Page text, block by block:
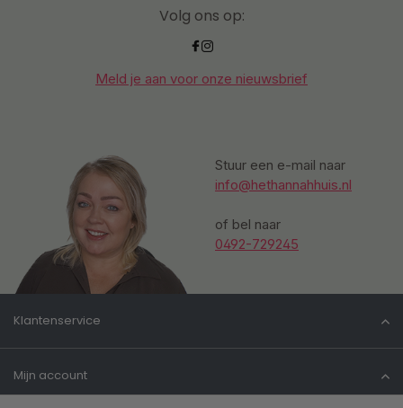
Stuur een e-mail naar
info@hethannahhuis.nl
of bel naar
0492-729245
Volg ons op:
Meld je aan voor onze nieuwsbrief
Klantenservice
Mijn account